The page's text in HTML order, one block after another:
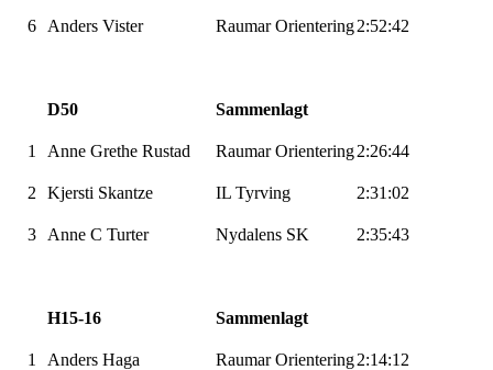
6 Anders Vister RaumarOrientering2:52:42
D50 Sammenlagt
1 Anne Grethe Rustad RaumarOrientering2:26:44
2 Kjersti Skantze IL Tyrving 2:31:02
3 Anne C Turter Nydalens SK 2:35:43
H15-16 Sammenlagt
1 Anders Haga RaumarOrientering2:14:12